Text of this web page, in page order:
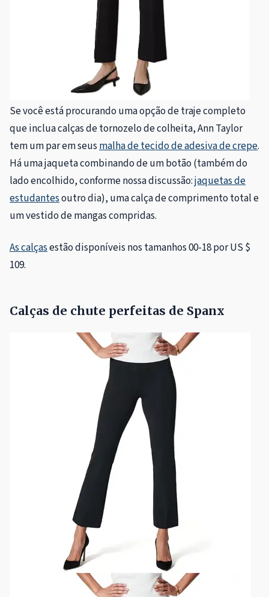
Se você está procurando uma opção de traje completo
que inclua calças de tornozelo de colheita, Ann Taylor
tem um par em seusmalha de tecido de adesiva de crepe.
Há uma jaqueta combinando de um botão (também do
lado encolhido, conforme nossa discussão:jaquetas de
estudantesoutro dia), uma calça de comprimento total e
um vestido de mangas compridas.
As calçasestão disponíveis nos tamanhos 00-18 por US $
109.
Calças de chute perfeitas de Spanx